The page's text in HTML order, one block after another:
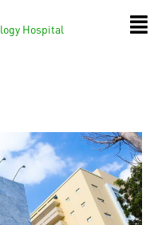
Hospital